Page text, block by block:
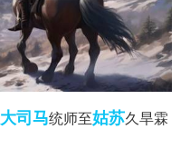
大司马统师至姑苏久旱霖